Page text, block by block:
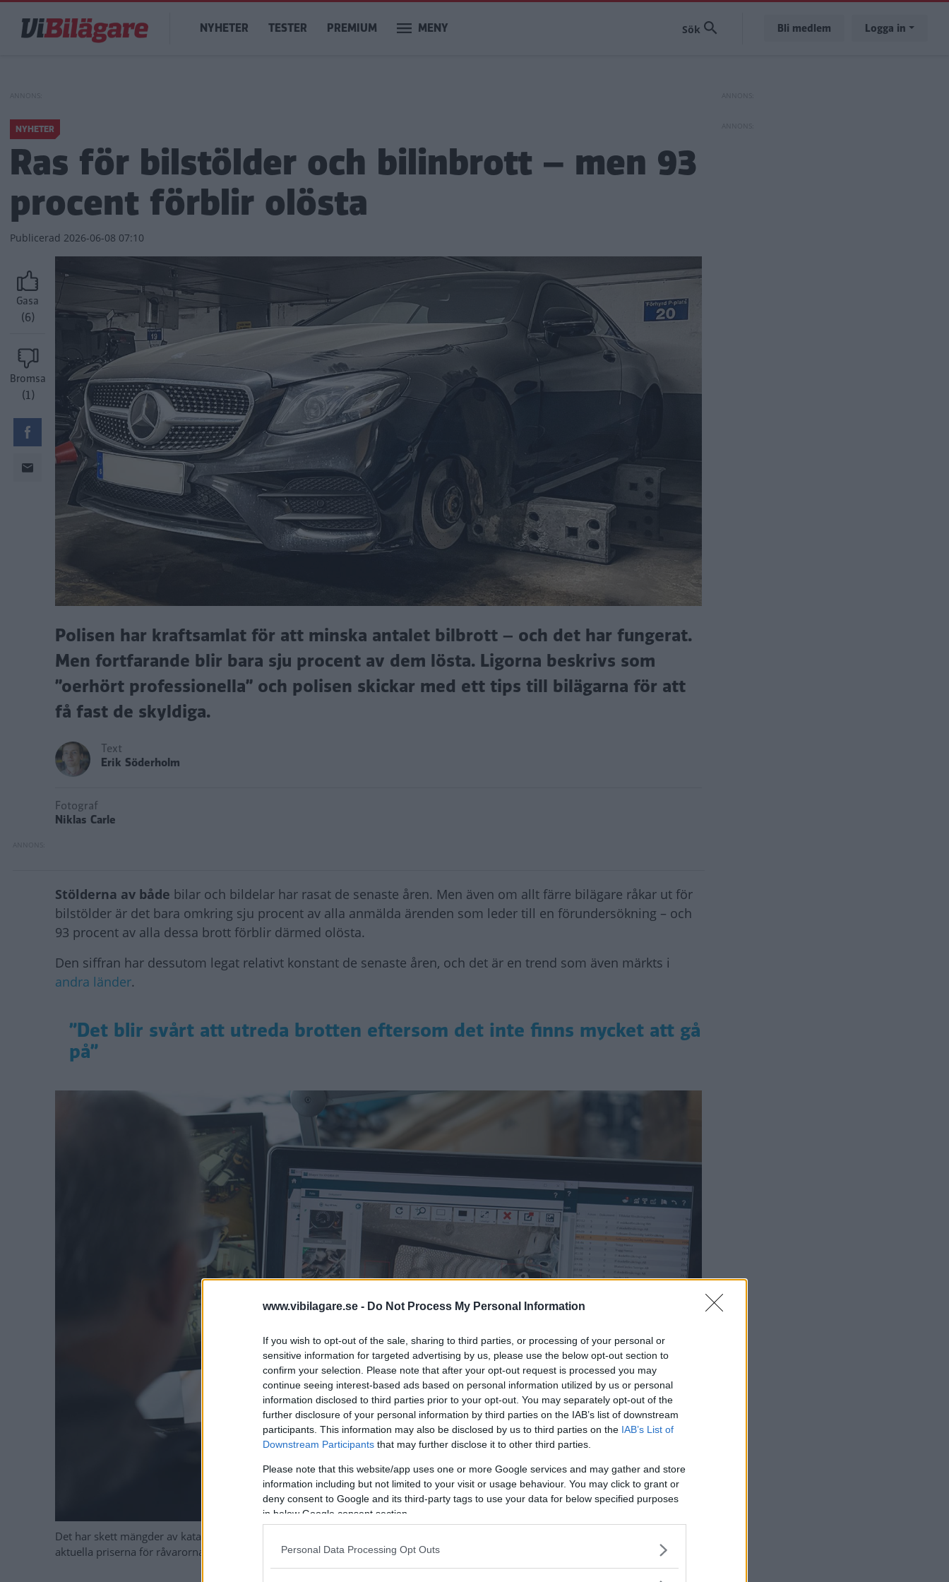
www.vibilagare.se - Do Not Process My Personal Information
If you wish to opt-out of the sale, sharing to third parties, or processing of your personal or
sensitive information for targeted advertising by us, please use the below opt-out section to
confirm your selection. Please note that after your opt-out request is processed you may
continue seeing interest-based ads based on personal information utilized by us or personal
information disclosed to third parties prior to your opt-out. You may separately opt-out of the
further disclosure of your personal information by third parties on the IAB’s list of downstream
participants. This information may also be disclosed by us to third parties on the IAB’s List of
Downstream Participants that may further disclose it to other third parties.
Please note that this website/app uses one or more Google services and may gather and store
information including but not limited to your visit or usage behaviour. You may click to grant or
deny consent to Google and its third-party tags to use your data for below specified purposes
in below Google consent section.
Personal Data Processing Opt Outs
huvudinnehåll
Main
navigation
NYHETER TESTER PREMIUM MENY Bli medlem Logga in
NYHETER
Ras för bilstölder och bilinbrott – men 93
procent förblir olösta
Publicerad 2026-06-08 07:10
Gasa
(6)
Bromsa
(1)
Polisen har kraftsamlat för att minska antalet bilbrott – och det har fungerat.
Men fortfarande blir bara sju procent av dem lösta. Ligorna beskrivs som
”oerhört professionella” och polisen skickar med ett tips till bilägarna för att
få fast de skyldiga.
Text
Erik Söderholm
Fotograf
Niklas Carle
Stölderna av både bilar och bildelar har rasat de senaste åren. Men även om allt färre bilägare råkar ut för
bilstölder är det bara omkring sju procent av alla anmälda ärenden som leder till en förundersökning – och
93 procent av alla dessa brott förblir därmed olösta.
Den siffran har dessutom legat relativt konstant de senaste åren, och det är en trend som även märkts i
andra länder.
”Det blir svårt att utreda brotten eftersom det inte finns mycket att gå
på”
Det har skett mängder av katalysatorstölder i Sverige de senaste åren. Hur många stölder som sker är ofta direkt kopplat till de
aktuella priserna för råvarorna som finns i katalysatorn. Foto: Magnus Kvandal